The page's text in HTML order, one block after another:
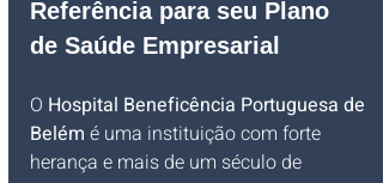
Referência para seu Plano
de Saúde Empresarial
O Hospital Beneficência Portuguesa de
Belém é uma instituição com forte
herança e mais de um século de